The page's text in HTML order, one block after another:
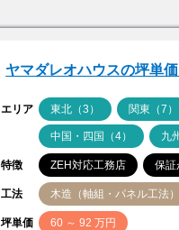
ヤマダレオハウスの坪単
エリア 東北（3） 関東（7）
中国・四国（4） 九
特徴 ZEH対応工務店 保証
工法 木造（軸組・パネル工法）
坪単価 60 ～ 92 万円